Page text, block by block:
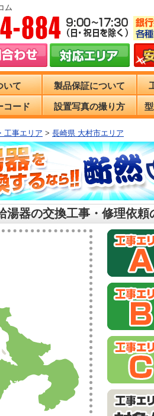
ム
いて 製品保証について
コード 設置写真の撮り方
工事エリア > 長崎県 大村市エリア
器の交換工事・修理依頼